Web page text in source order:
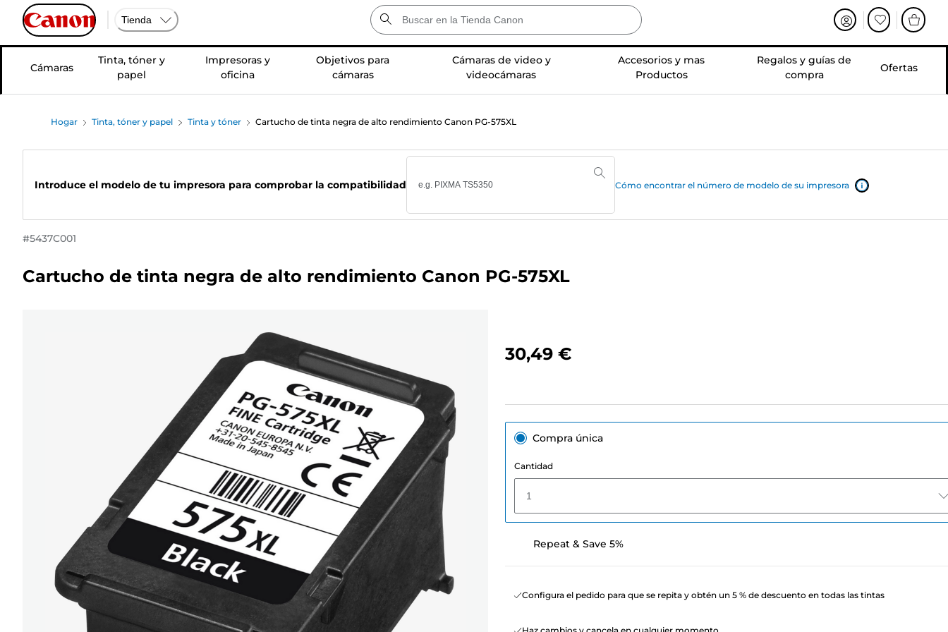
Tienda
Cámaras
Tinta, tóner y
papel
Impresoras y
oficina
Objetivos para
cámaras
Cámaras de video y
videocámaras
Accesorios y mas
Productos
Regalos y guías de
compra
Ofertas
Hogar Tinta, tóner y papel Tinta y tóner Cartucho de tinta negra de alto rendimiento Canon PG-575XL
Introduce el modelo de tu impresora para comprobar la compatibilidad Cómo encontrar el número de modelo de su impresora
#5437C001
Cartucho de tinta negra de alto rendimiento Canon PG-575XL
30,49 €
Compra única
Cantidad
1
Repeat & Save 5%
Configura el pedido para que se repita y obtén un 5 % de descuento en todas las tintas